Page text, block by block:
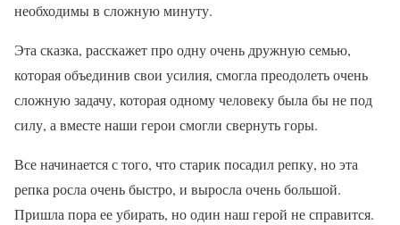
необходимы в сложную минуту.
Эта сказка, расскажет про одну очень дружную семью,
которая объединив свои усилия, смогла преодолеть очень
сложную задачу, которая одному человеку была бы не под
силу, а вместе наши герои смогли свернуть горы.
Все начинается с того, что старик посадил репку, но эта
репка росла очень быстро, и выросла очень большой.
Пришла пора ее убирать, но один наш герой не справится.